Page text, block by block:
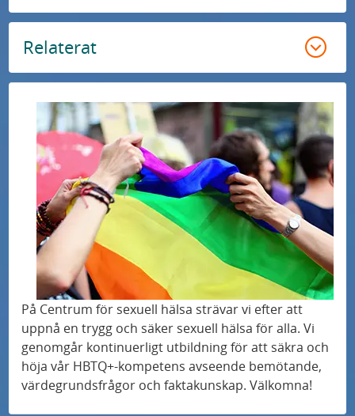
Relaterat
På Centrum för sexuell hälsa strävar vi efter att
uppnå en trygg och säker sexuell hälsa för alla. Vi
genomgår kontinuerligt utbildning för att säkra och
höja vår HBTQ+-kompetens avseende bemötande,
värdegrundsfrågor och faktakunskap. Välkomna!